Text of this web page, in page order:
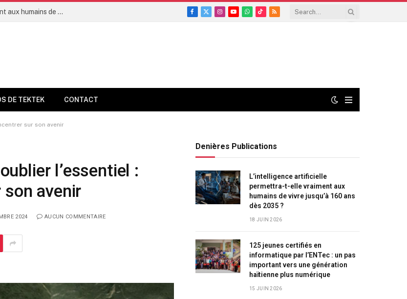
L’intelligence artificielle permettra-t-elle vraiment aux humains de vivre jusqu’à 160 ans dès 2035 ?
Facebook
X
Instagram
YouTubeWhatsApp
TikTok
RSS
DE TEKTEK CONTACT
sur son avenir
l’essentiel :
avenir
2024 AUCUN COMMENTAIRE
Denières Publications
L’intelligence artificielle
permettra-t-elle vraiment aux
humains de vivre jusqu’à 160 ans
dès 2035 ?
18 JUIN 2026
125 jeunes certifiés en
informatique par l’ENTec : un pas
important vers une génération
haïtienne plus numérique
15 JUIN 2026